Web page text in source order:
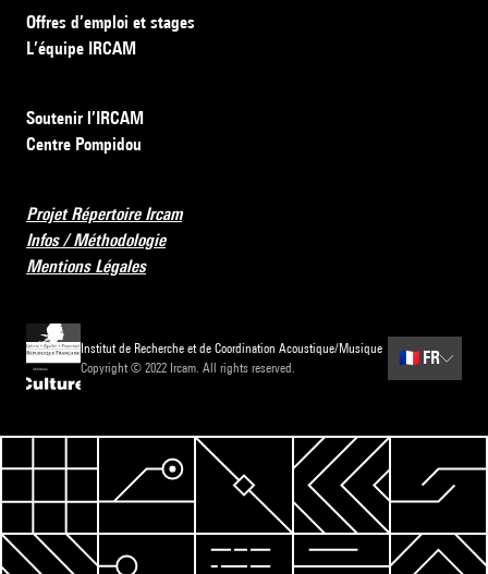
Offres d’emploi et stages
L’équipe IRCAM
Soutenir l’IRCAM
Centre Pompidou
Projet Répertoire Ircam
Infos / Méthodologie
Mentions Légales
Institut de Recherche et de Coordination Acoustique/Musique
Copyright © 2022 Ircam. All rights reserved.
🇫🇷 FR